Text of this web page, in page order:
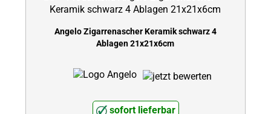
Angelo Zigarrenascher Keramik schwarz 4
Ablagen 21x21x6cm
sofort lieferbar